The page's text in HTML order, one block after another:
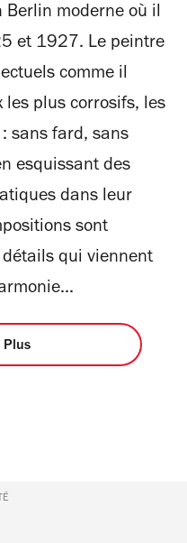
moderne où il
et 1927. Le peintre
comme il
les plus corrosifs, les
sans fard, sans
esquissant des
dans leur
sont
qui viennent
Plus